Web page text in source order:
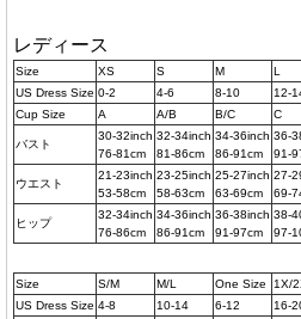
レディース
Size XS S M L
US Dress Size 0-2 4-6 8-10 12-
Cup Size
A A/B B/C C
バスト
30-32inch
76-81cm
32-34inch
81-86cm
34-36inch
86-91cm
36-
91-
ウエスト
21-23inch
53-58cm
23-25inch
58-63cm
25-27inch
63-69cm
27-
69-
ヒップ
32-34inch
76-86cm
34-36inch
86-91cm
36-38inch
91-97cm
38-
97-
Size S/M M/L One Size 1X/
US Dress Size 4-8 10-14 6-12 16-